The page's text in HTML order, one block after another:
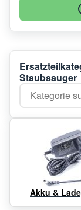
Staubsauger
Kategorie
Akku &